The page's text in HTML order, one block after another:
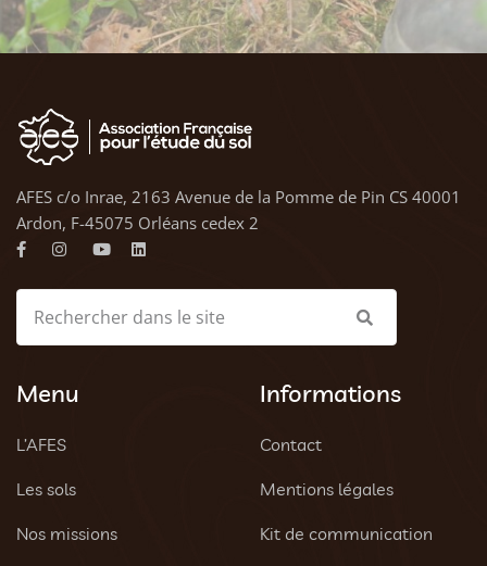
AFES c/o Inrae, 2163 Avenue de la Pomme de Pin CS 40001
Ardon, F-45075 Orléans cedex 2
Menu
L’AFES
Les sols
Nos missions
Informations
Contact
Mentions légales
Kit de communication